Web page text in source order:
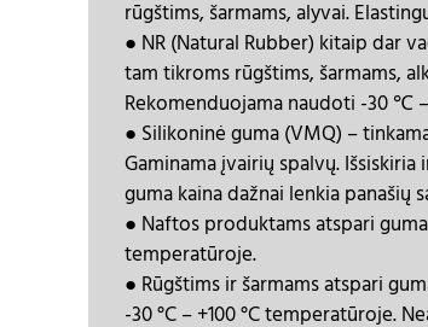
rūgštims, šarmams, alyvai.
● NR (Natural Rubber) kitaip dar
tam tikroms rūgštims, šarmams,
Rekomenduojama naudoti -30 ℃
● Silikoninė guma (VMQ) –
Gaminama įvairių spalvų.
guma kaina dažnai lenkia panašių
● Naftos produktams atspari
temperatūroje.
● Rūgštims ir šarmams atspari
-30 °C – +100 °C temperatūroje.